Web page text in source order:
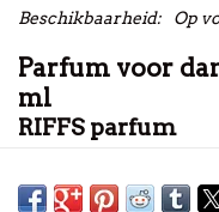
Beschikbaarheid:
Op
Parfum voor
ml
RIFFS parfum